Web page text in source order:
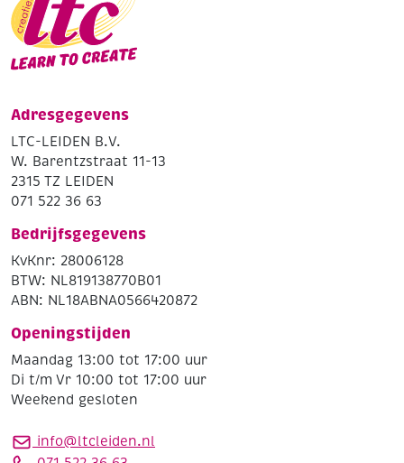
Adresgegevens
LTC-LEIDEN B.V.
W. Barentzstraat 11-13
2315 TZ LEIDEN
071 522 36 63
Bedrijfsgegevens
KvKnr: 28006128
BTW: NL819138770B01
ABN: NL18ABNA0566420872
Openingstijden
Maandag 13:00 tot 17:00 uur
Di t/m Vr 10:00 tot 17:00 uur
Weekend gesloten
info@ltcleiden.nl